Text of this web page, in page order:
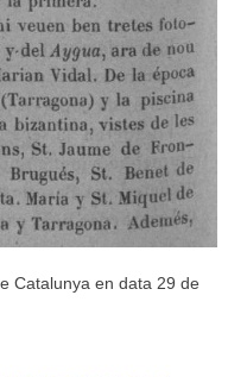
Catalunya en data 29 de